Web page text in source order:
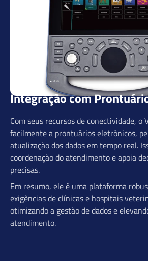
Integração com
Com seus recursos de conectividade, o
facilmente a prontuários eletrônicos,
atualização dos dados em tempo real.
coordenação do atendimento e apoia
precisas.
Em resumo, ele é uma plataforma
exigências de clínicas e hospitais
otimizando a gestão de dados e
atendimento.